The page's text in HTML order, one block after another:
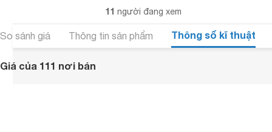
11 người đang xem
So sánh giá Thông tin sản phẩm Thông số kĩ thuật
Giá của 111 nơi bán